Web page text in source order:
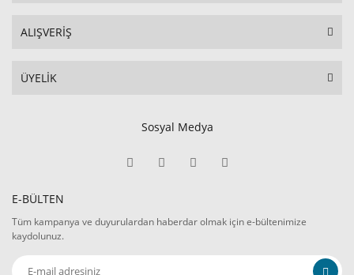
ALIŞVERİŞ
ÜYELİK
Sosyal Medya
E-BÜLTEN
Tüm kampanya ve duyurulardan haberdar olmak için e-bültenimize
kaydolunuz.